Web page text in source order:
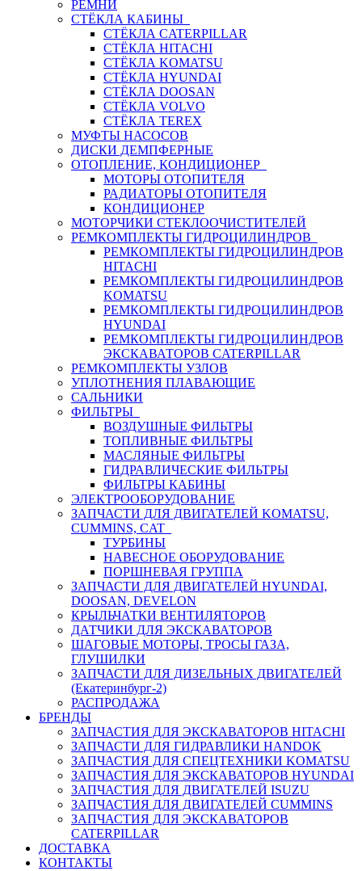
РЕМНИ
СТЁКЛА КАБИНЫ
СТЁКЛА CATERPILLAR
СТЁКЛА HITACHI
СТЁКЛА KOMATSU
СТЁКЛА HYUNDAI
СТЁКЛА DOOSAN
СТЁКЛА VOLVO
СТЁКЛА TEREX
МУФТЫ НАСОСОВ
ДИСКИ ДЕМПФЕРНЫЕ
ОТОПЛЕНИЕ, КОНДИЦИОНЕР
МОТОРЫ ОТОПИТЕЛЯ
РАДИАТОРЫ ОТОПИТЕЛЯ
КОНДИЦИОНЕР
МОТОРЧИКИ СТЕКЛООЧИСТИТЕЛЕЙ
РЕМКОМПЛЕКТЫ ГИДРОЦИЛИНДРОВ
РЕМКОМПЛЕКТЫ ГИДРОЦИЛИНДРОВ
HITACHI
РЕМКОМПЛЕКТЫ ГИДРОЦИЛИНДРОВ
KOMATSU
РЕМКОМПЛЕКТЫ ГИДРОЦИЛИНДРОВ
HYUNDAI
РЕМКОМПЛЕКТЫ ГИДРОЦИЛИНДРОВ
ЭКСКАВАТОРОВ CATERPILLAR
РЕМКОМПЛЕКТЫ УЗЛОВ
УПЛОТНЕНИЯ ПЛАВАЮЩИЕ
САЛЬНИКИ
ФИЛЬТРЫ
ВОЗДУШНЫЕ ФИЛЬТРЫ
ТОПЛИВНЫЕ ФИЛЬТРЫ
МАСЛЯНЫЕ ФИЛЬТРЫ
ГИДРАВЛИЧЕСКИЕ ФИЛЬТРЫ
ФИЛЬТРЫ КАБИНЫ
ЭЛЕКТРООБОРУДОВАНИЕ
ЗАПЧАСТИ ДЛЯ ДВИГАТЕЛЕЙ KOMATSU,
CUMMINS, CAT
ТУРБИНЫ
НАВЕСНОЕ ОБОРУДОВАНИЕ
ПОРШНЕВАЯ ГРУППА
ЗАПЧАСТИ ДЛЯ ДВИГАТЕЛЕЙ HYUNDAI,
DOOSAN, DEVELON
КРЫЛЬЧАТКИ ВЕНТИЛЯТОРОВ
ДАТЧИКИ ДЛЯ ЭКСКАВАТОРОВ
ШАГОВЫЕ МОТОРЫ, ТРОСЫ ГАЗА,
ГЛУШИЛКИ
ЗАПЧАСТИ ДЛЯ ДИЗЕЛЬНЫХ ДВИГАТЕЛЕЙ
(Екатеринбург-2)
РАСПРОДАЖА
БРЕНДЫ
ЗАПЧАСТИЯ ДЛЯ ЭКСКАВАТОРОВ HITACHI
ЗАПЧАСТИ ДЛЯ ГИДРАВЛИКИ HANDOK
ЗАПЧАСТИЯ ДЛЯ СПЕЦТЕХНИКИ KOMATSU
ЗАПЧАСТИЯ ДЛЯ ЭКСКАВАТОРОВ HYUNDAI
ЗАПЧАСТИЯ ДЛЯ ДВИГАТЕЛЕЙ ISUZU
ЗАПЧАСТИЯ ДЛЯ ДВИГАТЕЛЕЙ CUMMINS
ЗАПЧАСТИЯ ДЛЯ ЭКСКАВАТОРОВ
CATERPILLAR
ДОСТАВКА
КОНТАКТЫ